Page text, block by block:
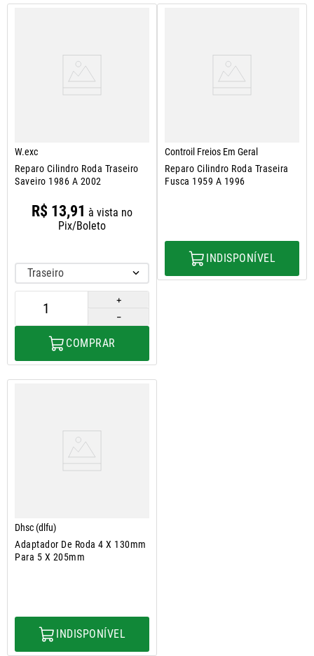
W.exc
Reparo Cilindro Roda Traseiro
Saveiro 1986 A 2002
R$ 13,91 à vista no
Pix/Boleto
Traseiro
＋
－
COMPRAR
Controil Freios Em Geral
Reparo Cilindro Roda Traseira
Fusca 1959 A 1996
INDISPONÍVEL
Dhsc (dlfu)
Adaptador De Roda 4 X 130mm
Para 5 X 205mm
INDISPONÍVEL